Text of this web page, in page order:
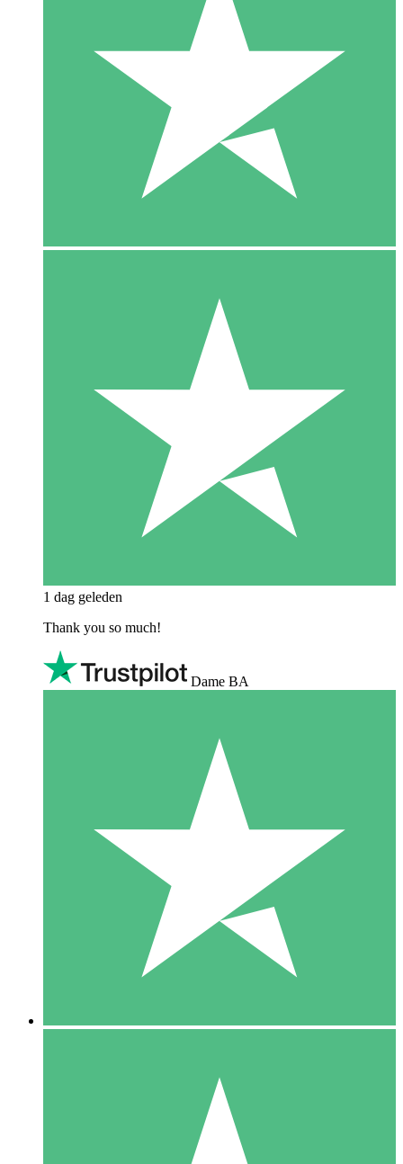
1 dag geleden
Thank you so much!
Dame BA